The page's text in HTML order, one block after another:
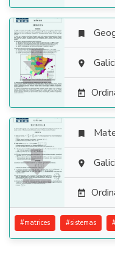








#matrices #sistemas